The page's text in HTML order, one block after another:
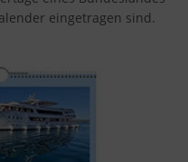
eingetragen sind.